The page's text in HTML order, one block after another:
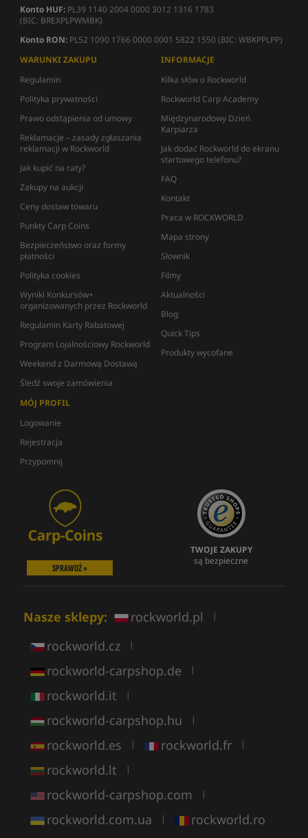
Konto HUF: PL39 1140 2004 0000 3012 1316 1783
(BIC: BREXPLPWMBK)
Konto RON: PL52 1090 1766 0000 0001 5822 1550 (BIC: WBKPPLPP)
WARUNKI ZAKUPU
Regulamin
Polityka prywatności
Prawo odstąpienia od umowy
Reklamacje – zasady zgłaszania
reklamacji w Rockworld
Jak kupić na raty?
Zakupy na aukcji
Ceny dostaw towaru
Punkty Carp Coins
Bezpieczeństwo oraz formy
płatności
Polityka cookies
Wyniki Konkursów+
organizowanych przez Rockworld
Regulamin Karty Rabatowej
Program Lojalnościowy Rockworld
Weekend z Darmową Dostawą
Śledź swoje zamówienia
INFORMACJE
Kilka słów o Rockworld
Rockworld Carp Academy
Międzynarodowy Dzień
Karpiarza
Jak dodać Rockworld do ekranu
startowego telefonu?
FAQ
Kontakt
Praca w ROCKWORLD
Mapa strony
Słownik
Filmy
Aktualności
Blog
Quick Tips
Produkty wycofane
MÓJ PROFIL
Logowanie
Rejestracja
Przypomnij
SPRAWDŹ »
TWOJE ZAKUPY
są bezpieczne
Nasze sklepy: rockworld.pl |
rockworld.cz |
rockworld-carpshop.de |
rockworld.it |
rockworld-carpshop.hu |
rockworld.es | rockworld.fr |
rockworld.lt |
rockworld-carpshop.com |
rockworld.com.ua | rockworld.ro